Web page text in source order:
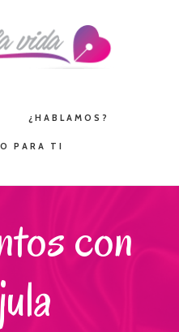
¿HABLAMOS?
PARA TI
con